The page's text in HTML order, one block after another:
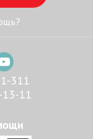
311
13-11